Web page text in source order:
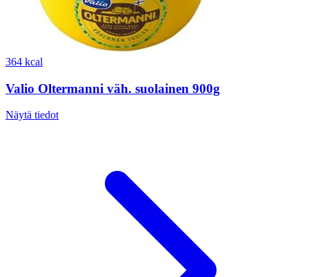
364 kcal
Valio Oltermanni väh. suolainen 900g
Näytä tiedot